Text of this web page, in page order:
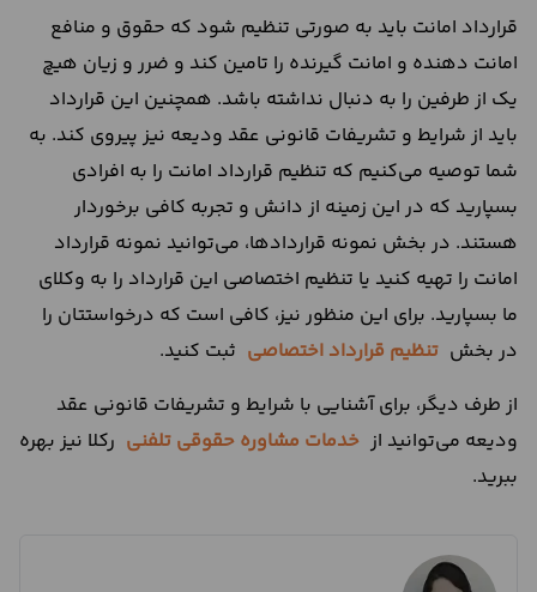
قرارداد امانت باید به صورتی تنظیم شود که حقوق و منافع
امانت دهنده و امانت گیرنده را تامین کند و ضرر و زیان هیچ
یک از طرفین را به دنبال نداشته باشد. همچنین این قرارداد
باید از شرایط و تشریفات قانونی عقد ودیعه نیز پیروی کند. به
شما توصیه می‌کنیم که تنظیم قرارداد امانت را به افرادی
بسپارید که در این زمینه از دانش و تجربه کافی برخوردار
هستند. در بخش نمونه قراردادها، می‌توانید نمونه قرارداد
امانت را تهیه کنید یا تنظیم اختصاصی این قرارداد را به وکلای
ما بسپارید. برای این منظور نیز، کافی است که درخواستتان را
در بخش تنظیم قرارداد اختصاصی ثبت کنید.
از طرف دیگر، برای آشنایی با شرایط و تشریفات قانونی عقد
ودیعه می‌توانید از خدمات مشاوره حقوقی تلفنی رکلا نیز بهره
ببرید.